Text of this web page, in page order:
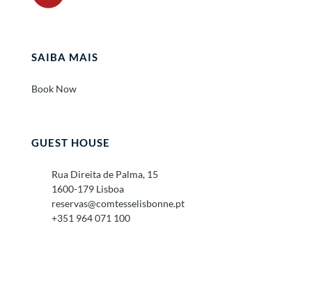
SAIBA MAIS
Book Now
GUEST HOUSE
Rua Direita de Palma, 15
1600-179 Lisboa
reservas@comtesselisbonne.pt
+351 964 071 100